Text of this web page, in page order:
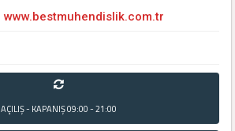
www.bestmuhendislik.com.tr
AÇILIŞ - KAPANIŞ09:00 - 21:00